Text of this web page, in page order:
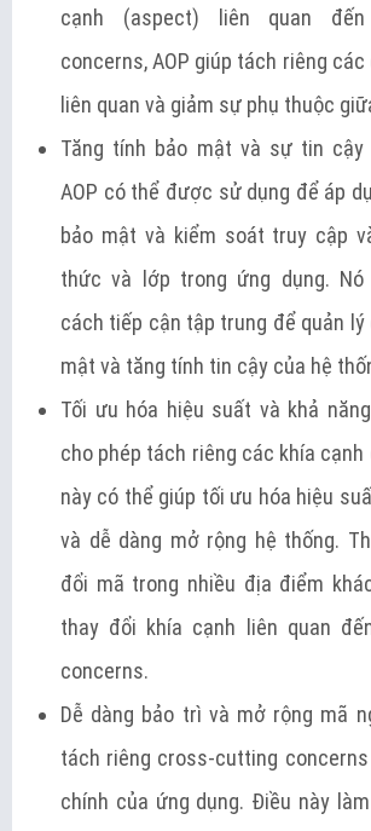
cạnh (aspect) liên quan đến
concerns, AOP giúp tách riêng
liên quan và giảm sự phụ thuộc
Tăng tính bảo mật và sự tin cậy
AOP có thể được sử dụng để áp
bảo mật và kiểm soát truy cập
thức và lớp trong ứng dụng.
cách tiếp cận tập trung để quản lý
mật và tăng tính tin cậy của hệ
Tối ưu hóa hiệu suất và khả
cho phép tách riêng các khía cạnh
này có thể giúp tối ưu hóa hiệu
và dễ dàng mở rộng hệ thống.
đổi mã trong nhiều địa điểm
thay đổi khía cạnh liên quan
concerns.
Dễ dàng bảo trì và mở rộng mã
tách riêng cross-cutting
chính của ứng dụng. Điều này